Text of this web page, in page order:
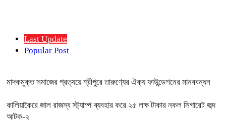
Last Update
Popular Post
মাদকমুক্ত সমাজের প্রত্যয়ে শ্রীপুরে তারুণ্যের ঐক্য ফাউন্ডেশনের মানববন্ধন
কালিয়াকৈরে জাল রাজস্ব স্ট্যাম্প ব্যবহার করে ২৫ লক্ষ টাকার নকল সিগারেট জব্দ
আটক-২